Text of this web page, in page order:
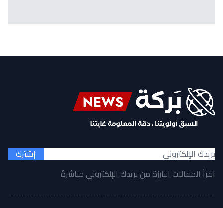
إشترك
اقرأ المقالات البارزة من بريدك الإلكتروني مباشرةً